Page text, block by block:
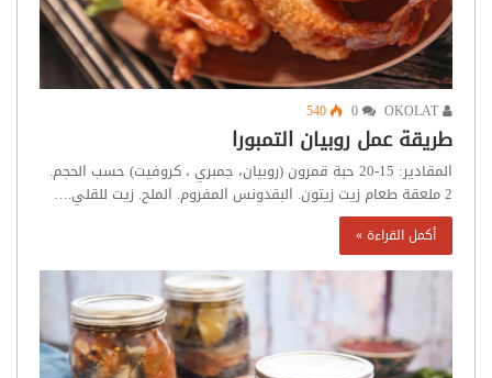
540
طريقة عمل روبيان التمبورا
المقادير: 15-20 حبة قمرون (روبيان، جمبري ، كروفيت) حسب الحجم.
2 ملعقة طعام زيت زيتون. البقدونس المفروم. الملح. زيت للقلي.…
أكمل القراءة »